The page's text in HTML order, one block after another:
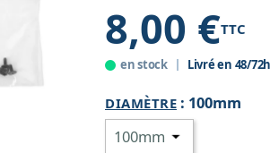
8,00 €TTC
en stock Livré en 48/72h
DIAMÈTRE : 100mm